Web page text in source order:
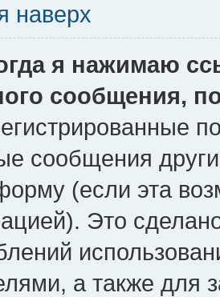
наверх
я нажимаю
сообщения,
сообщения
(если эта
Это
а также для